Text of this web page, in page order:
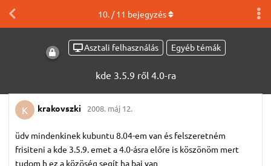
Asztali felhasználás Egyéb témák
kde 3.5.9 ről 4.0-ra
10. /11 bejegyzés
K krakovszki 2008. máj 12.
üdv mindenkinek kubuntu 8.04-em van és felszeretném
frisiteni a kde 3.5.9. emet a 4.0-ásra előre is köszönöm mert
tudom h ez a közöség segít ha baj van